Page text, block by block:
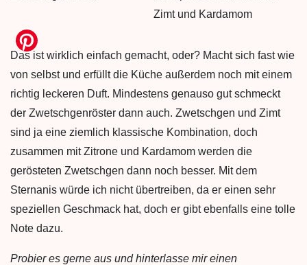
Das ist wirklich einfach gemacht, oder? Macht sich fast wie
von selbst und erfüllt die Küche außerdem noch mit einem
richtig leckeren Duft. Mindestens genauso gut schmeckt
der Zwetschgenröster dann auch. Zwetschgen und Zimt
sind ja eine ziemlich klassische Kombination, doch
zusammen mit Zitrone und Kardamom werden die
gerösteten Zwetschgen dann noch besser. Mit dem
Sternanis würde ich nicht übertreiben, da er einen sehr
speziellen Geschmack hat, doch er gibt ebenfalls eine tolle
Note dazu.
Probier es gerne aus und hinterlasse mir einen